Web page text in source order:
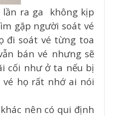
ra ga
không kịp
gặp người soát vé
đi soát vé từng toa
bán vé nhưng sẽ
cối như ở ta nếu bị
họ rất nhớ ai nói
nên có qui định